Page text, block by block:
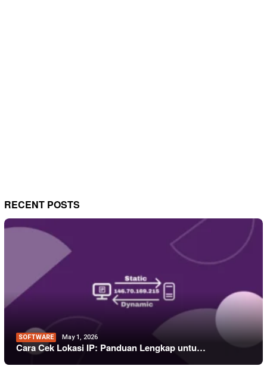
RECENT POSTS
SOFTWARE May 1, 2026
Cara Cek Lokasi IP: Panduan Lengkap untu…